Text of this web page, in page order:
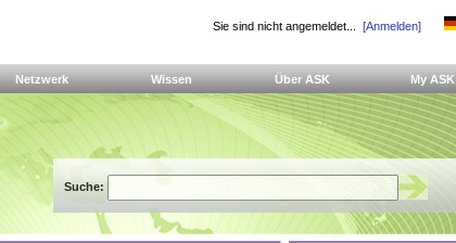
Sie sind nicht angemeldet... [Anmelden]
Netzwerk Wissen Über ASK My ASK
Suche: